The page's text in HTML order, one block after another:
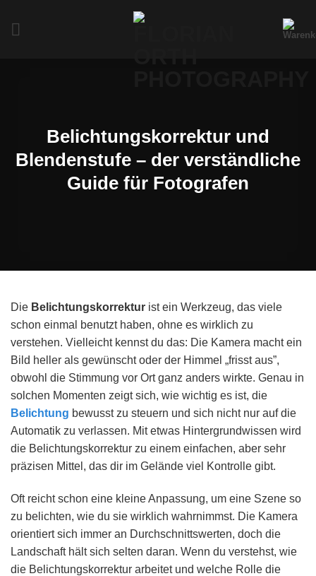
Inhalt
Belichtungskorrektur und
Blendenstufe – der verständliche
Guide für Fotografen
Die Belichtungskorrektur ist ein Werkzeug, das viele
schon einmal benutzt haben, ohne es wirklich zu
verstehen. Vielleicht kennst du das: Die Kamera macht ein
Bild heller als gewünscht oder der Himmel „frisst aus”,
obwohl die Stimmung vor Ort ganz anders wirkte. Genau in
solchen Momenten zeigt sich, wie wichtig es ist, die
Belichtung bewusst zu steuern und sich nicht nur auf die
Automatik zu verlassen. Mit etwas Hintergrundwissen wird
die Belichtungskorrektur zu einem einfachen, aber sehr
präzisen Mittel, das dir im Gelände viel Kontrolle gibt.
Oft reicht schon eine kleine Anpassung, um eine Szene so
zu belichten, wie du sie wirklich wahrnimmst. Die Kamera
orientiert sich immer an Durchschnittswerten, doch die
Landschaft hält sich selten daran. Wenn du verstehst, wie
die Belichtungskorrektur arbeitet und welche Rolle die